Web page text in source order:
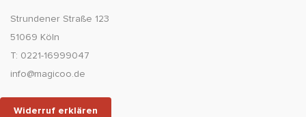
Strundener Straße 123
51069 Köln
T: 0221-16999047
info@magicoo.de
Widerruf erklären